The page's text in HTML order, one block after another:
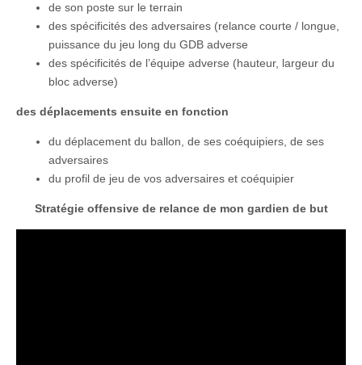
de son poste sur le terrain
des spécificités des adversaires (relance courte / longue,
puissance du jeu long du GDB adverse
des spécificités de l’équipe adverse (hauteur, largeur du
bloc adverse)
des déplacements ensuite en fonction
du déplacement du ballon, de ses coéquipiers, de ses
adversaires
du profil de jeu de vos adversaires et coéquipier
Stratégie offensive de relance de mon gardien de but